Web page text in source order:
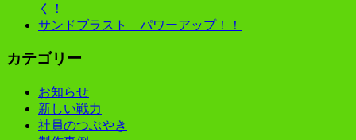
く！
サンドブラスト パワーアップ！！
カテゴリー
お知らせ
新しい戦力
社員のつぶやき